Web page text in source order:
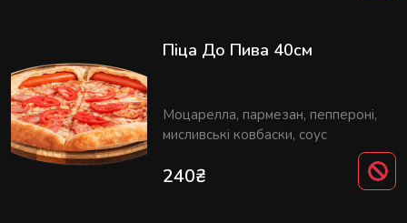
Піца До Пива 40см
Моцарелла, пармезан, пеппероні,
мисливські ковбаски, соус
240₴